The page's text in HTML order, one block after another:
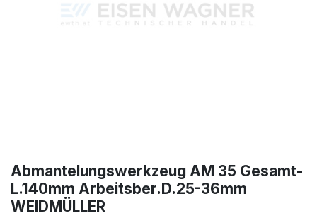
Abmantelungswerkzeug AM 35 Gesamt-
L.140mm Arbeitsber.D.25-36mm
WEIDMÜLLER